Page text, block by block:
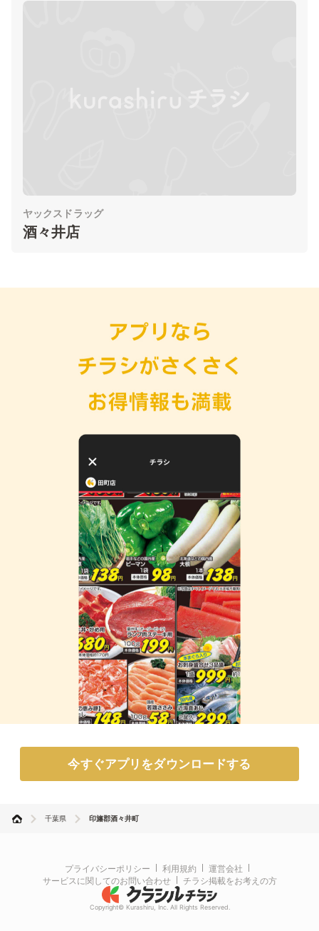
ヤックスドラッグ
酒々井店
今すぐアプリをダウンロードする
千葉県 印旛郡酒々井町
プライバシーポリシー 利用規約
運営会社
サービスに関してのお問い合わせ
チラシ掲載をお考えの方
Copyright© Kurashiru, Inc. All Rights Reserved.